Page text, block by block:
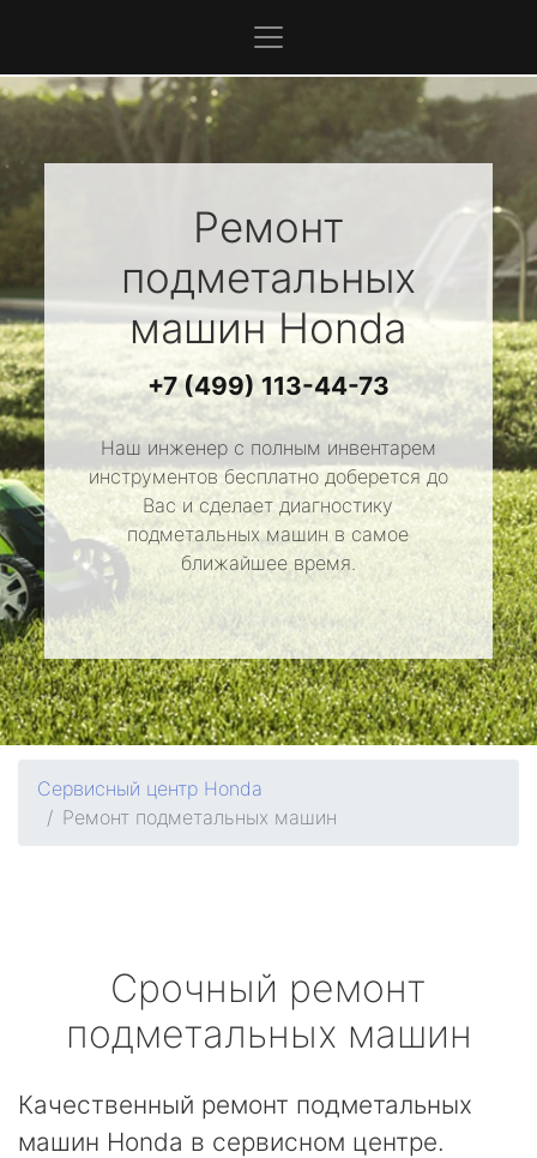
Ремонт
подметальных
машинHonda
+7 (499) 113-44-73
Наш инженер с полным инвентарем
инструментов бесплатно доберется до
Вас и сделает диагностику
подметальных машин в самое
ближайшее время.
Сервисный центр Honda
Ремонт подметальных машин
Срочный ремонт
подметальных машин
Качественный ремонт подметальных
машин Honda в сервисном центре.